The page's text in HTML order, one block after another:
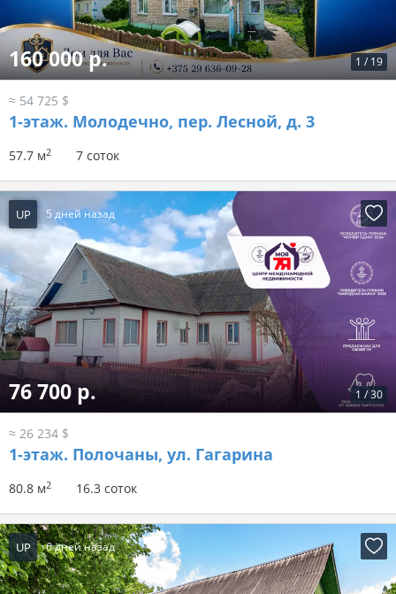
1 / 19
160 000 р.
≈ 54 725 $
1-этаж. Молодечно, пер. Лесной, д. 3
57.7 м2 7 соток
UP 5 дней назад
1 /30
76 700 р.
≈ 26 234 $
1-этаж. Полочаны, ул. Гагарина
80.8 м2 16.3 соток
UP 6 дней назад